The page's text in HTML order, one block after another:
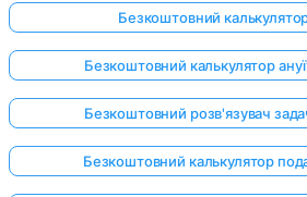
Безкоштовний
Безкоштовний калькулятор
Безкоштовний розв'язувач
Безкоштовний калькулятор